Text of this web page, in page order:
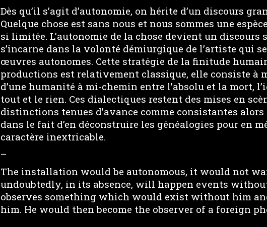
Dès qu’il s’agit d’autonomie, on hérite d’un discours
Quelque chose est sans nous et nous sommes une
si limitée. L’autonomie de la chose devient un
s’incarne dans la volonté démiurgique de l’artiste qui
œuvres autonomes. Cette stratégie de la finitude
productions est relativement classique, elle consiste à
d’une humanité à mi-chemin entre l’absolu et la mort,
tout et le rien. Ces dialectiques restent des mises en
distinctions tenues d’avance comme consistantes alors
dans le fait d’en déconstruire les généalogies pour en
caractère inextricable.
–
The installation would be autonomous, it would not
undoubtedly, in its absence, will happen events
observes something which would exist without him
him. He would then become the observer of a foreign